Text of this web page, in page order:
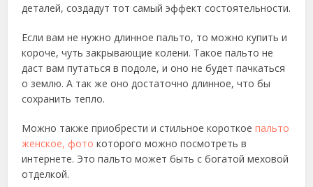
деталей, создадут тот самый эффект состоятельности.
Если вам не нужно длинное пальто, то можно купить и
короче, чуть закрывающие колени. Такое пальто не
даст вам путаться в подоле, и оно не будет пачкаться
о землю. А так же оно достаточно длинное, что бы
сохранить тепло.
Можно также приобрести и стильное короткоепальто
женское, фото которого можно посмотреть в
интернете. Это пальто может быть с богатой меховой
отделкой.